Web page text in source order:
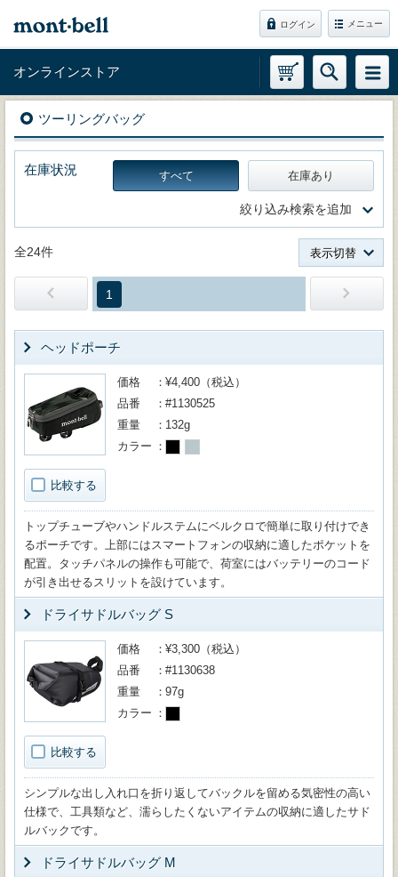
ログイン メニュー
オンラインストア
ツーリングバッグ
在庫状況 すべて 在庫あり
絞り込み検索を追加
全24件 表示切替
1
ヘッドポーチ
比較する
価格
¥4,400（税込）
品番
#1130525
重量
132g
カラー
トップチューブやハンドルステムにベルクロで簡単に取り付けでき
るポーチです。上部にはスマートフォンの収納に適したポケットを
配置。タッチパネルの操作も可能で、荷室にはバッテリーのコード
が引き出せるスリットを設けています。
ドライサドルバッグ S
比較する
価格
¥3,300（税込）
品番
#1130638
重量
97g
カラー
シンプルな出し入れ口を折り返してバックルを留める気密性の高い
仕様で、工具類など、濡らしたくないアイテムの収納に適したサド
ルバックです。
ドライサドルバッグ M